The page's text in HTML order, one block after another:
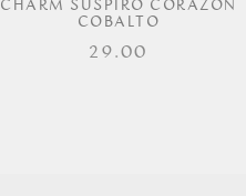
CHARM SUSPIRO CORAZÓN
COBALTO
29.00